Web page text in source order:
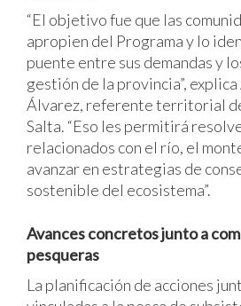
“El objetivo fue que las
apropien del Programa y lo
puente entre sus demandas y
gestión de la provincia”,
Álvarez, referente territorial
Salta. “Eso les permitirá
relacionados con el río, el
avanzar en estrategias de
sostenible del ecosistema”.
Avances concretos junto a
pesqueras
La planificación de acciones